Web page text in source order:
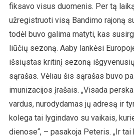
fiksavo visus duomenis. Per tą
užregistruoti visą Bandimo rajoną
todėl buvo galima matyti, kas
liūčių sezoną. Aaby lankėsi
išsiųstas kritinį sezoną
sąrašas. Vėliau šis sąrašas buvo
imunizacijos įrašais. „Visada
vardus, nurodydamas jų adresą ir
kolega tai lygindavo su vaikais,
dienose“, – pasakoja Peteris. „Ir